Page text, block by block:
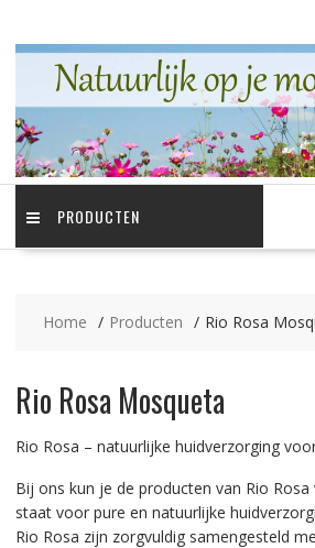
de
PRODUCTEN
Home Producten Rio Rosa
Rio Rosa Mosqueta
Rio Rosa – natuurlijke huidverzorging
Bij ons kun je de producten van Rio
staat voor pure en natuurlijke
Rio Rosa zijn zorgvuldig samengesteld